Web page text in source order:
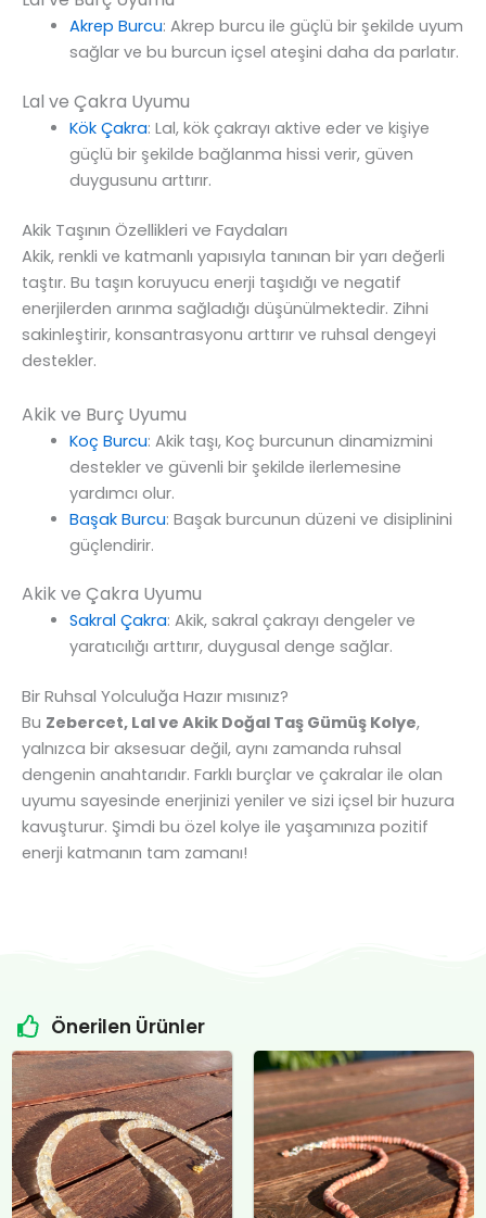
Akrep Burcu: Akrep burcu ile güçlü bir şekilde uyum
sağlar ve bu burcun içsel ateşini daha da parlatır.
Lal ve Çakra Uyumu
Kök Çakra: Lal, kök çakrayı aktive eder ve kişiye
güçlü bir şekilde bağlanma hissi verir, güven
duygusunu arttırır.
Akik Taşının Özellikleri ve Faydaları
Akik, renkli ve katmanlı yapısıyla tanınan bir yarı değerli
taştır. Bu taşın koruyucu enerji taşıdığı ve negatif
enerjilerden arınma sağladığı düşünülmektedir. Zihni
sakinleştirir, konsantrasyonu arttırır ve ruhsal dengeyi
destekler.
Akik ve Burç Uyumu
Koç Burcu: Akik taşı, Koç burcunun dinamizmini
destekler ve güvenli bir şekilde ilerlemesine
yardımcı olur.
Başak Burcu: Başak burcunun düzeni ve disiplinini
güçlendirir.
Akik ve Çakra Uyumu
Sakral Çakra: Akik, sakral çakrayı dengeler ve
yaratıcılığı arttırır, duygusal denge sağlar.
Bir Ruhsal Yolculuğa Hazır mısınız?
Bu Zebercet, Lal ve Akik Doğal Taş Gümüş Kolye,
yalnızca bir aksesuar değil, aynı zamanda ruhsal
dengenin anahtarıdır. Farklı burçlar ve çakralar ile olan
uyumu sayesinde enerjinizi yeniler ve sizi içsel bir huzura
kavuşturur. Şimdi bu özel kolye ile yaşamınıza pozitif
enerji katmanın tam zamanı!
Önerilen Ürünler
Orijinal
fiyat:
₺4.800,00.
Şu
andaki
fiyat:
₺4.500,00.
Orijinal
fiyat:
₺12.400,00.
Şu
andaki
fiyat:
₺12.000,00.